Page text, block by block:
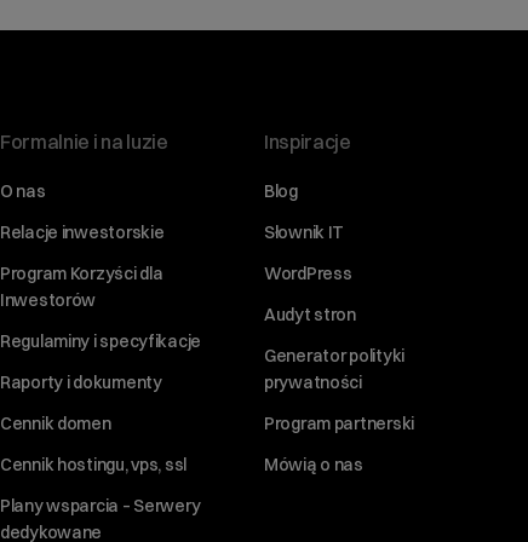
Formalnie i na luzie
O nas
Relacje inwestorskie
Program Korzyści dla
Inwestorów
Regulaminy i specyfikacje
Raporty i dokumenty
Cennik domen
Cennik hostingu, vps, ssl
Plany wsparcia – Serwery
dedykowane
Inspiracje
Blog
Słownik IT
WordPress
Audyt stron
Generator polityki
prywatności
Program partnerski
Mówią o nas